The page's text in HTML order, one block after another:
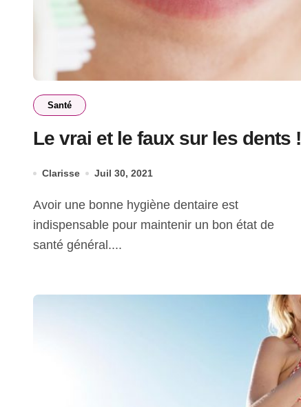
Santé
Le vrai et le faux sur les dents !
Clarisse Juil 30, 2021
Avoir une bonne hygiène dentaire est
indispensable pour maintenir un bon état de
santé général....